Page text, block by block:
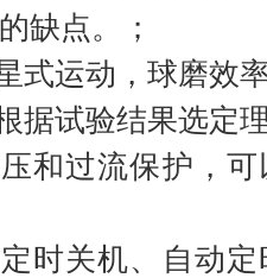
缺点。；
式运动，球磨效
据试验结果选定
和过流保护，
时关机、自动